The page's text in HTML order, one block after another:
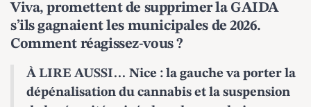
Viva, promettent de supprimer la GAIDA
s’ils gagnaient les municipales de 2026.
Comment réagissez-vous ?
À LIRE AUSSI… Nice : la gauche va porter la
dépénalisation du cannabis et la suspension